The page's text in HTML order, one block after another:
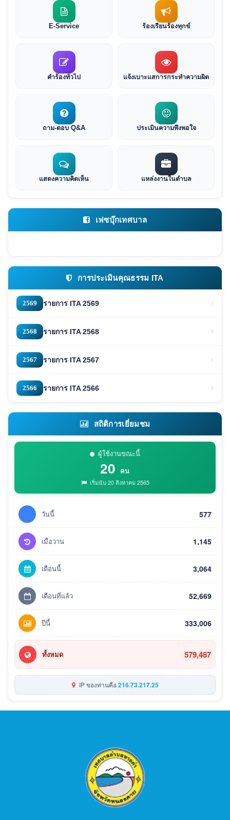
E-Service ร้องเรียนร้องทุกข์
คำร้องทั่วไป แจ้งเบาะแสการกระทำความผิด
ถาม-ตอบ Q&A ประเมินความพึงพอใจ
แสดงความคิดเห็น แหล่งงานในตำบล
เฟซบุ๊กเทศบาล
การประเมินคุณธรรม ITA
2569 รายการ ITA 2569
2568 รายการ ITA 2568
2567 รายการ ITA 2567
2566 รายการ ITA 2566
สถิติการเยี่ยมชม
ผู้ใช้งานขณะนี้
20 คน
เริ่มนับ 20 สิงหาคม 2565
วันนี้ 577
เมื่อวาน 1,145
เดือนนี้ 3,064
เดือนที่แล้ว 52,669
ปีนี้ 333,006
ทั้งหมด 579,487
IP ของท่านคือ216.73.217.25